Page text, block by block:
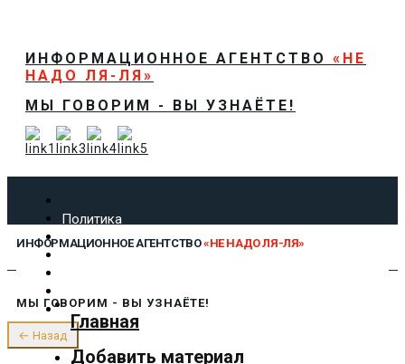
ИНФОРМАЦИОННОЕ АГЕНТСТВО «НЕ
НАДО ЛЯ-ЛЯ»
МЫ ГОВОРИМ - ВЫ УЗНАЁТЕ!
Политика
Экономика
Культура
Предложить новость
О нас
ИНФОРМАЦИОННОЕ АГЕНТСТВО«НЕ НАДО ЛЯ-ЛЯ»
Главная
Добавить материал
МЫ ГОВОРИМ - ВЫ УЗНАЁТЕ!
← Назад